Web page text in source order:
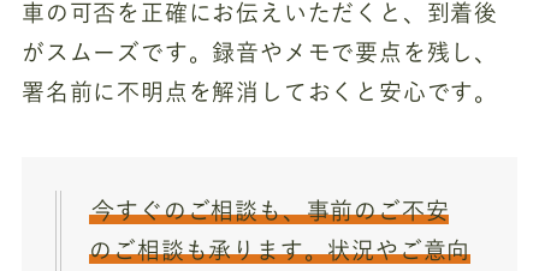
車の可否を正確にお伝えいただくと、到着後
がスムーズです。録音やメモで要点を残し、
署名前に不明点を解消しておくと安心です。
今すぐのご相談も、事前のご不安
のご相談も承ります。状況やご意向